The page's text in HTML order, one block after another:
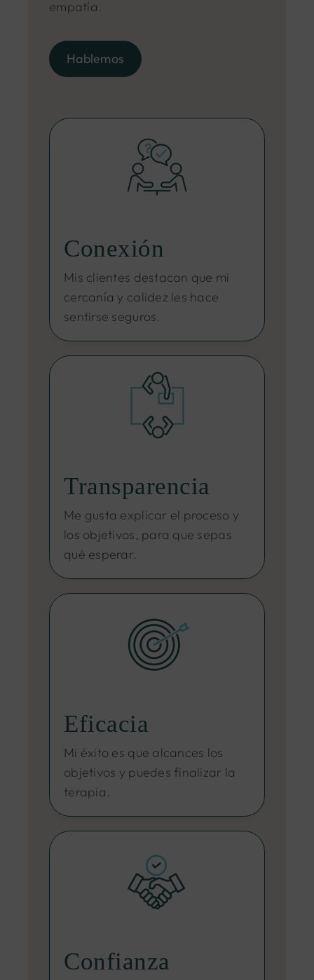
empatía.
Hablemos
Conexión
Mis clientes destacan que mi
cercanía y calidez les hace
sentirse seguros.
Transparencia
Me gusta explicar el proceso y
los objetivos, para que sepas
qué esperar.
Eficacia
Mi éxito es que alcances los
objetivos y puedes finalizar la
terapia.
Confianza